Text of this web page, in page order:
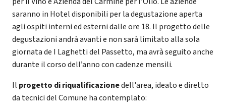
saranno in Hotel disponibili per la degustazione aperta
agli ospiti interni ed esterni dalle ore 18. Il progetto delle
degustazioni andrà avanti e non sarà limitato alla sola
giornata de I Laghetti del Passetto, ma avrà seguito anche
durante il corso dell’anno con cadenze mensili.
Il progetto di riqualificazionedell'area, ideato e diretto
da tecnici del Comune ha contemplato: